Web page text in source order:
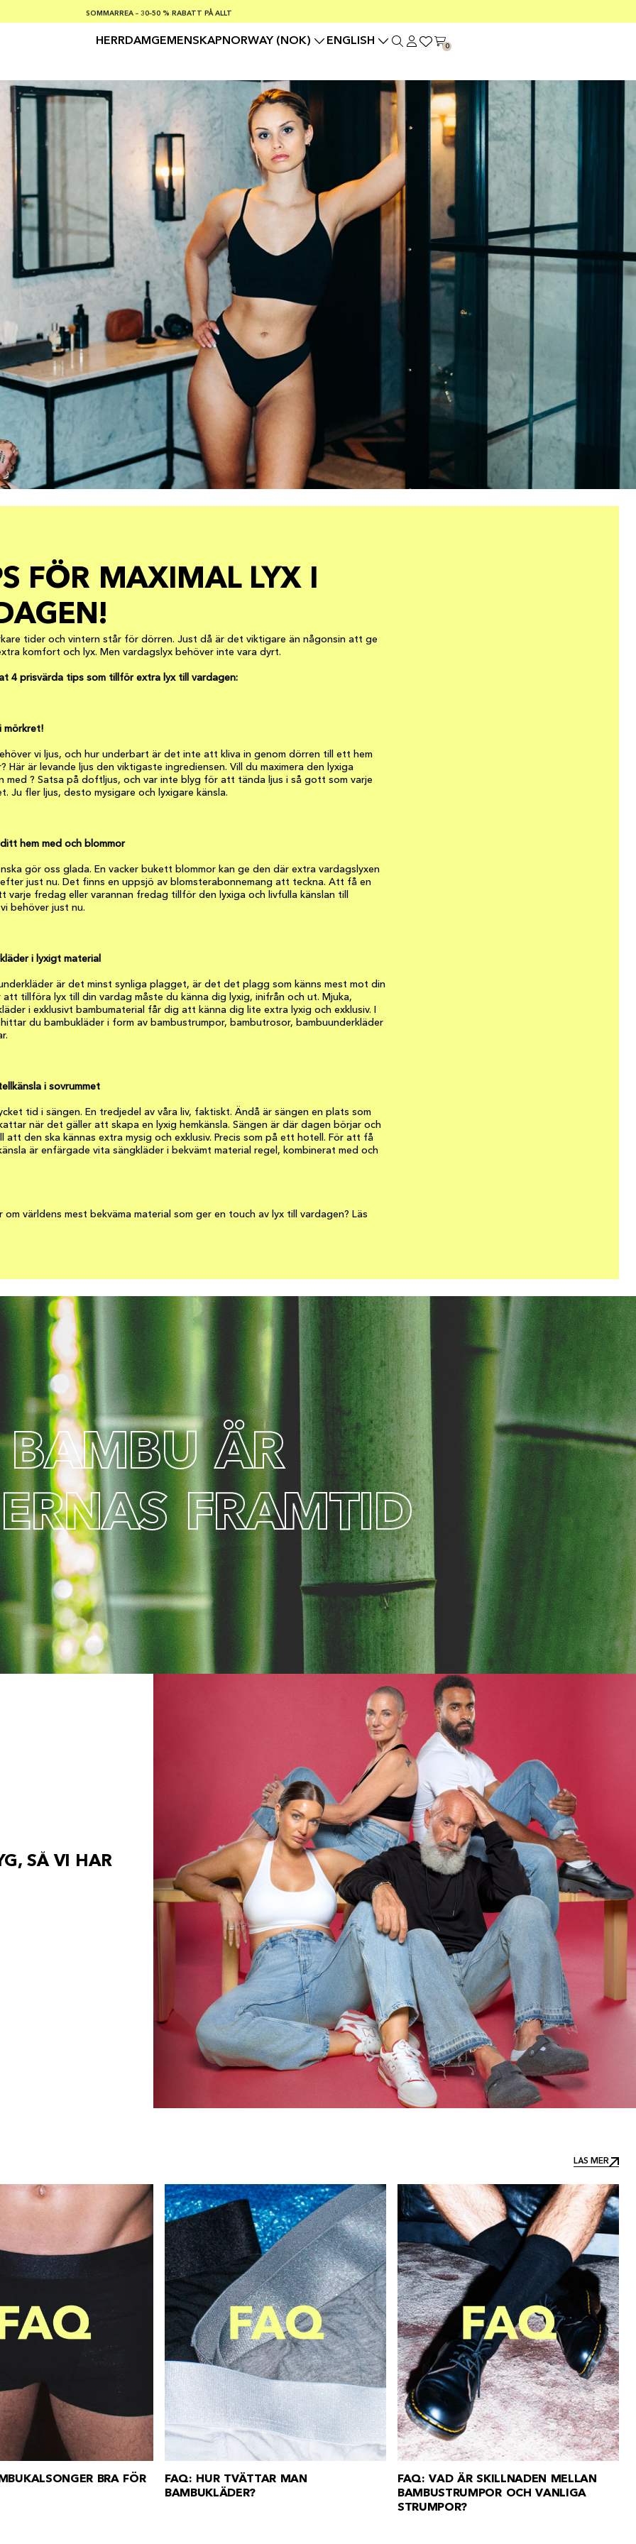
SOMMARREA – 30–50 % RABATT PÅ ALLT
FRI FRAKT PÅ KÖP ÖVER €100
Säker betalning med
HERRDAMGEMENSKAPNORWAY (NOK) ENGLISH 0
FÖR MAXIMAL LYX I
tider och vintern står för dörren. Just då är det viktigare än någonsin att ge
komfort och lyx. Men vardagslyx behöver inte vara dyrt.
4 prisvärda tips som tillför extra lyx till vardagen:
mörkret!
vi ljus, och hur underbart är det inte att kliva in genom dörren till ett hem
Här är levande ljus den viktigaste ingrediensen. Vill du maximera den lyxiga
med ? Satsa på doftljus, och var inte blyg för att tända ljus i så gott som varje
Ju fler ljus, desto mysigare och lyxigare känsla.
hem med och blommor
gör oss glada. En vacker bukett blommor kan ge den där extra vardagslyxen
just nu. Det finns en uppsjö av blomsterabonnemang att teckna. Att få en
varje fredag eller varannan fredag tillför den lyxiga och livfulla känslan till
behöver just nu.
i lyxigt material
är det minst synliga plagget, är det det plagg som känns mest mot din
tillföra lyx till din vardag måste du känna dig lyxig, inifrån och ut. Mjuka,
i exklusivt bambumaterial får dig att känna dig lite extra lyxig och exklusiv. I
du bambukläder i form av bambustrumpor, bambutrosor, bambuunderkläder
i sovrummet
tid i sängen. En tredjedel av våra liv, faktiskt. Ändå är sängen en plats som
när det gäller att skapa en lyxig hemkänsla. Sängen är där dagen börjar och
att den ska kännas extra mysig och exklusiv. Precis som på ett hotell. För att få
är enfärgade vita sängkläder i bekvämt material regel, kombinerat med och
om världens mest bekväma material som ger en touch av lyx till vardagen? Läs
BAMBU ÄR
ERNAS FRAMTID
G, SÅ VI HAR
LÄS MER
BRA FÖR
FAQ: HUR TVÄTTAR MAN
BAMBUKLÄDER?
FAQ: VAD ÄR SKILLNADEN MELLAN
BAMBUSTRUMPOR OCH VANLIGA
STRUMPOR?